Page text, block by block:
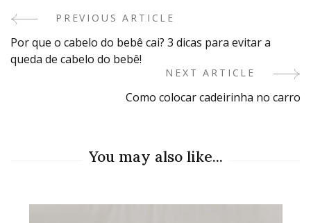
Post
Navigation
PREVIOUS ARTICLE
Por que o cabelo do bebê cai? 3 dicas para evitar a
queda de cabelo do bebê!
NEXT ARTICLE
Como colocar cadeirinha no carro
You may also like...